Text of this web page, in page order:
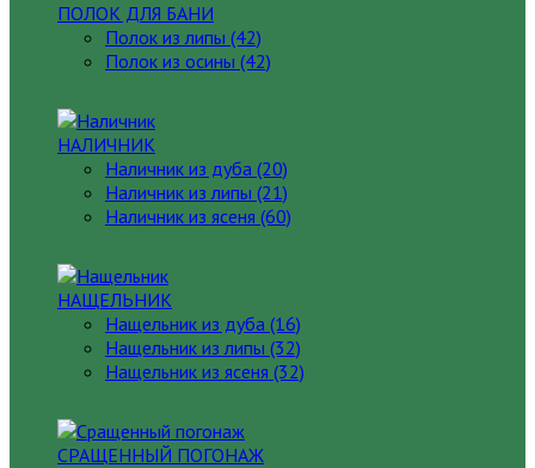
ПОЛОК ДЛЯ БАНИ
Полок из липы (42)
Полок из осины (42)
НАЛИЧНИК
Наличник из дуба (20)
Наличник из липы (21)
Наличник из ясеня (60)
НАЩЕЛЬНИК
Нащельник из дуба (16)
Нащельник из липы (32)
Нащельник из ясеня (32)
СРАЩЕННЫЙ ПОГОНАЖ